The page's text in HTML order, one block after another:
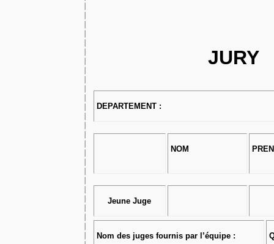
JURY
DEPARTEMENT :
NOM
Jeune Juge
Nom des juges fournis par l’équipe :